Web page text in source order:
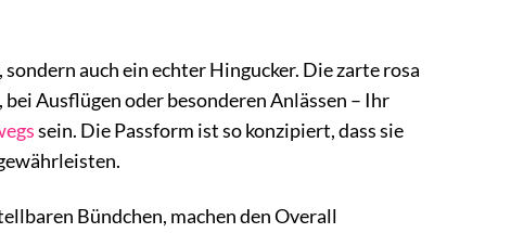
auch ein echter Hingucker. Die zarte rosa
Ausflügen oder besonderen Anlässen – Ihr
sein. Die Passform ist so konzipiert, dass sie
Bündchen, machen den Overall